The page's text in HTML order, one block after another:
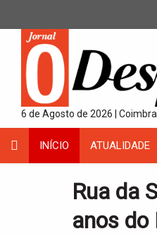
6 de Agosto de 2026 | Coimbra
INÍCIO ATUALIDADE
Rua da
anos